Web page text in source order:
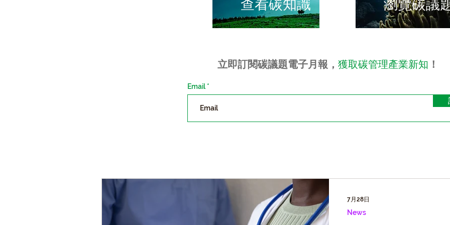
​查看碳知識 瀏覽碳議
立即訂閱碳議題電子月報， 獲取碳管理產業新知 ！
Email
News
7月28日